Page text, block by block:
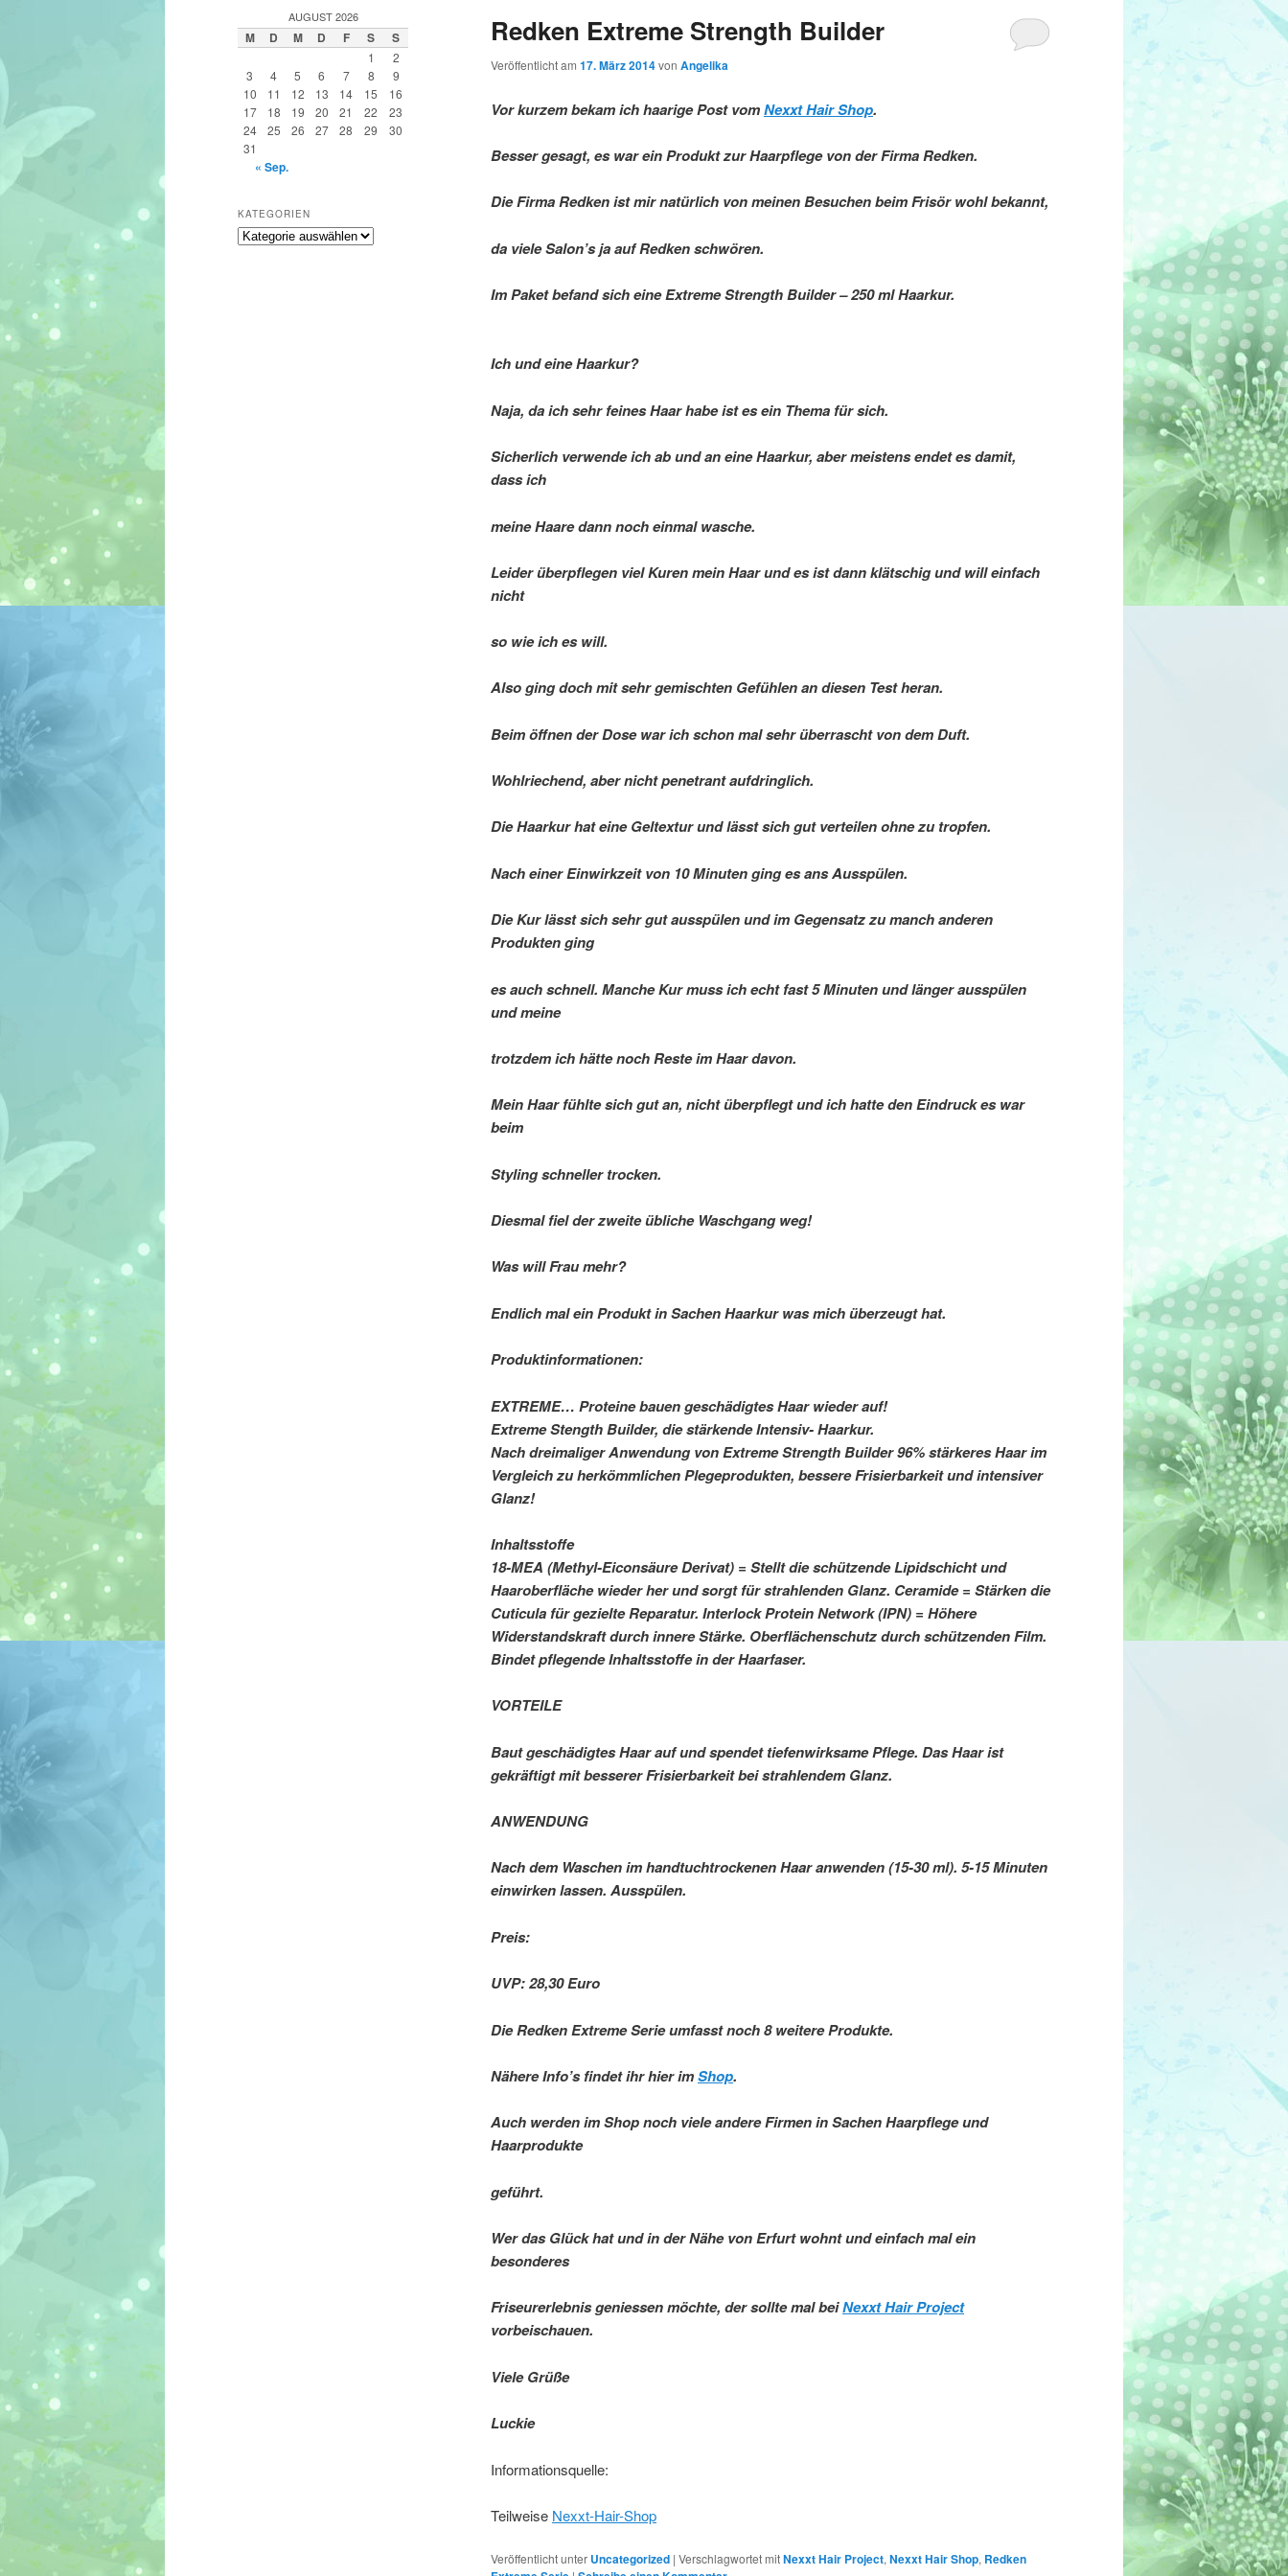
Redken Extreme Strength Builder
Veröffentlicht am 17. März 2014von Angelika
Vor kurzem bekam ich haarige Post vomNexxt Hair Shop.
Besser gesagt, es war ein Produkt zur Haarpflege von der Firma Redken.
Die Firma Redken ist mir natürlich von meinen Besuchen beim Frisör wohl bekannt,
da viele Salon’s ja auf Redken schwören.
Im Paket befand sich eine Extreme Strength Builder – 250 ml Haarkur.
Ich und eine Haarkur?
Naja, da ich sehr feines Haar habe ist es ein Thema für sich.
Sicherlich verwende ich ab und an eine Haarkur, aber meistens endet es damit,
dass ich
meine Haare dann noch einmal wasche.
Leider überpflegen viel Kuren mein Haar und es ist dann klätschig und will einfach
nicht
so wie ich es will.
Also ging doch mit sehr gemischten Gefühlen an diesen Test heran.
Beim öffnen der Dose war ich schon mal sehr überrascht von dem Duft.
Wohlriechend, aber nicht penetrant aufdringlich.
Die Haarkur hat eine Geltextur und lässt sich gut verteilen ohne zu tropfen.
Nach einer Einwirkzeit von 10 Minuten ging es ans Ausspülen.
Die Kur lässt sich sehr gut ausspülen und im Gegensatz zu manch anderen
Produkten ging
es auch schnell. Manche Kur muss ich echt fast 5 Minuten und länger ausspülen
und meine
trotzdem ich hätte noch Reste im Haar davon.
Mein Haar fühlte sich gut an, nicht überpflegt und ich hatte den Eindruck es war
beim
Styling schneller trocken.
Diesmal fiel der zweite übliche Waschgang weg!
Was will Frau mehr?
Endlich mal ein Produkt in Sachen Haarkur was mich überzeugt hat.
Produktinformationen:
EXTREME… Proteine bauen geschädigtes Haar wieder auf!
Extreme Stength Builder, die stärkende Intensiv- Haarkur.
Nach dreimaliger Anwendung von Extreme Strength Builder 96% stärkeres Haar im
Vergleich zu herkömmlichen Plegeprodukten, bessere Frisierbarkeit und intensiver
Glanz!
Inhaltsstoffe
18-MEA (Methyl-Eiconsäure Derivat) = Stellt die schützende Lipidschicht und
Haaroberfläche wieder her und sorgt für strahlenden Glanz. Ceramide = Stärken die
Cuticula für gezielte Reparatur. Interlock Protein Network (IPN) = Höhere
Widerstandskraft durch innere Stärke. Oberflächenschutz durch schützenden Film.
Bindet pflegende Inhaltsstoffe in der Haarfaser.
VORTEILE
Baut geschädigtes Haar auf und spendet tiefenwirksame Pflege. Das Haar ist
gekräftigt mit besserer Frisierbarkeit bei strahlendem Glanz.
ANWENDUNG
Nach dem Waschen im handtuchtrockenen Haar anwenden (15-30 ml). 5-15 Minuten
einwirken lassen. Ausspülen.
Preis:
UVP: 28,30 Euro
Die Redken Extreme Serie umfasst noch 8 weitere Produkte.
Nähere Info’s findet ihr hier imShop.
Auch werden im Shop noch viele andere Firmen in Sachen Haarpflege und
Haarprodukte
geführt.
Wer das Glück hat und in der Nähe von Erfurt wohnt und einfach mal ein
besonderes
Friseurerlebnis geniessen möchte, der sollte mal beiNexxt Hair Project
vorbeischauen.
Viele Grüße
Luckie
Informationsquelle:
Teilweise Nexxt-Hair-Shop
Veröffentlicht unter Uncategorized | Verschlagwortet mitNexxt Hair Project, Nexxt Hair Shop, Redken
e
n
AUGUST 2026
M D M D F S S
1
2
3
4 5 6 7 8
9
10
11 12 13 14 15
16
17
18 19 20 21 22
23
24
25 26 27 28 29
30
31
« Sep.
KATEGORIEN
Kategorien